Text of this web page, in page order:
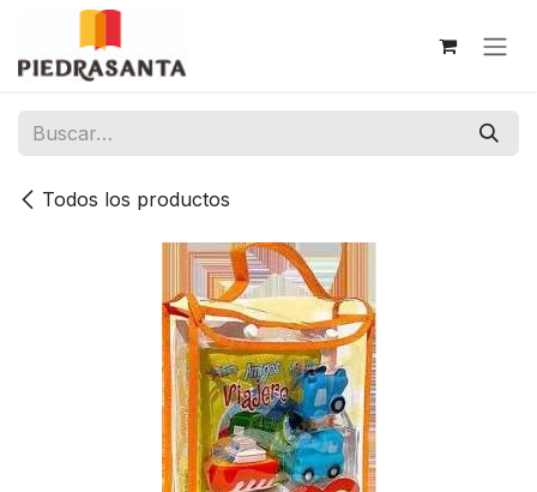
Ir al contenido
Todos los productos